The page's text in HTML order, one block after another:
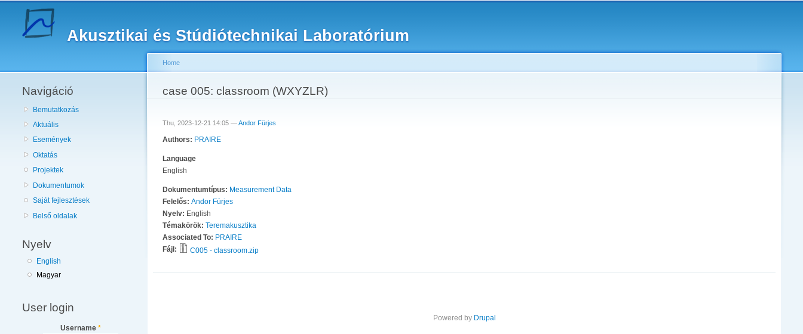
content
Akusztikai és Stúdiótechnikai Laboratórium
Navigáció
Bemutatkozás
Aktuális
Események
Oktatás
Projektek
Dokumentumok
Saját fejlesztések
Belső oldalak
Nyelv
English
Magyar
User login
Username *
You are here
Home
case 005: classroom (WXYZLR)
Thu, 2023-12-21 14:05 —Andor Fürjes
Authors: PRAIRE
Language
English
Dokumentumtípus: Measurement Data
Felelős: Andor Fürjes
Nyelv: English
Témakörök: Teremakusztika
Associated To: PRAIRE
Fájl:
C005 - classroom.zip
Powered by Drupal